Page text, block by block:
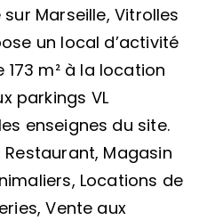
Marseille, Vitrolles
un local d’activité
m² à la location
parkings VL
enseignes du site.
Magasin
Locations de
Vente aux